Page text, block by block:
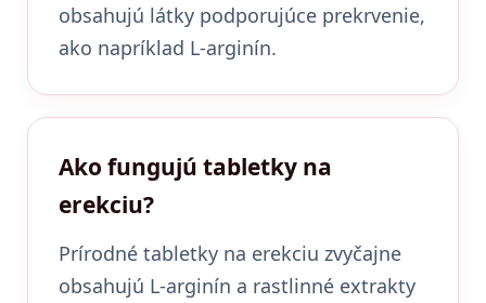
obsahujú látky podporujúce prekrvenie,
ako napríklad L-arginín.
Ako fungujú tabletky na
erekciu?
Prírodné tabletky na erekciu zvyčajne
obsahujú L-arginín a rastlinné extrakty